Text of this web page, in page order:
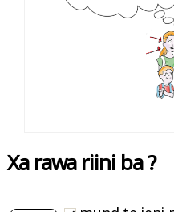
Xa rawa riini ba ?